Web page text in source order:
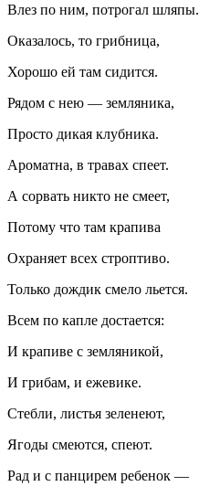
Влез по ним, потрогал шляпы.
Оказалось, то грибница,
Хорошо ей там сидится.
Рядом с нею — земляника,
Просто дикая клубника.
Ароматна, в травах спеет.
А сорвать никто не смеет,
Потому что там крапива
Охраняет всех строптиво.
Только дождик смело льется.
Всем по капле достается:
И крапиве с земляникой,
И грибам, и ежевике.
Стебли, листья зеленеют,
Ягоды смеются, спеют.
Рад и с панцирем ребенок —